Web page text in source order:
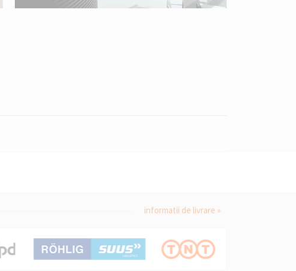
informatii de livrare »